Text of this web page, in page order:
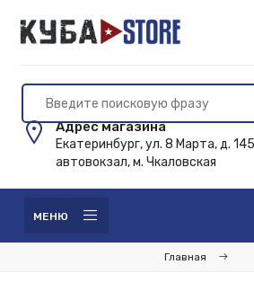
Адрес магазина
Екатеринбург, ул. 8 Марта, д.
автовокзал, м. Чкаловская
МЕНЮ
Главная